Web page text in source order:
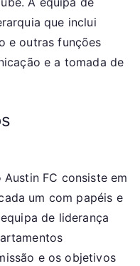
que inclui
e outras funções
e a tomada de
FC consiste em
um com papéis e
de liderança
e os objetivos